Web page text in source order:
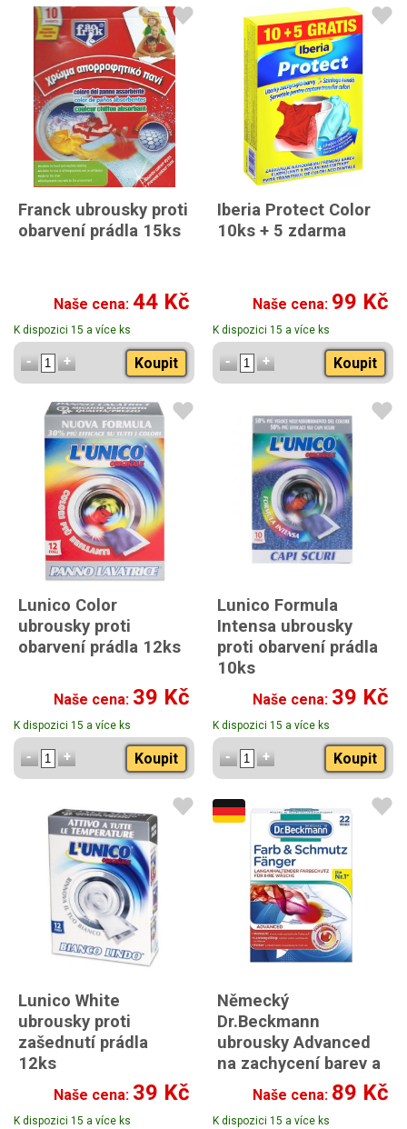
Franck ubrousky proti
obarvení prádla 15ks
Naše cena: 44 Kč
K dispozici 15 a více ks
Koupit
Iberia Protect Color
10ks + 5 zdarma
Naše cena: 99 Kč
K dispozici 15 a více ks
Koupit
Lunico Color
ubrousky proti
obarvení prádla 12ks
Naše cena: 39 Kč
K dispozici 15 a více ks
Koupit
Lunico Formula
Intensa ubrousky
proti obarvení prádla
10ks
Naše cena: 39 Kč
K dispozici 15 a více ks
Koupit
Lunico White
ubrousky proti
zašednutí prádla
12ks
Naše cena: 39 Kč
K dispozici 15 a více ks
Německý
Dr.Beckmann
ubrousky Advanced
na zachycení barev a
nečistot při praní
22ks
Naše cena: 89 Kč
K dispozici 15 a více ks